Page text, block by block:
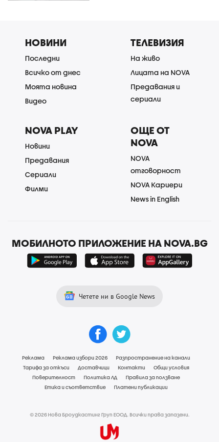
НОВИНИ
Последни
Всичко от днес
Моята новина
Видео
ТЕЛЕВИЗИЯ
На живо
Лицата на NOVA
Предавания и
сериали
NOVA PLAY
Новини
Предавания
Сериали
Филми
ОЩЕ ОТ
NOVA
NOVA
отговорност
NOVA Кариери
News in English
МОБИЛНОТО ПРИЛОЖЕНИЕ НА NOVA.BG
Четете ни в Google News
Реклама Реклама избори 2026
Разпространение на канали
Тарифа за откъси
Доставчици Контакти
Общи условия
Поверителност
Политика ЛД
Правила за ползване
Етика и съответствие
Платени публикации
© 2026 Нова Броудкастинг Груп ЕООД. Всички права запазени.